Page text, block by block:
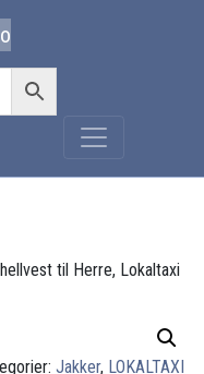
til Herre, Lokaltaxi
Jakker, LOKALTAXI